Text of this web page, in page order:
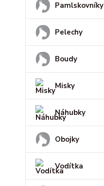
Pamlskovníky
Pelechy
Boudy
Misky
Náhubky
Obojky
Vodítka